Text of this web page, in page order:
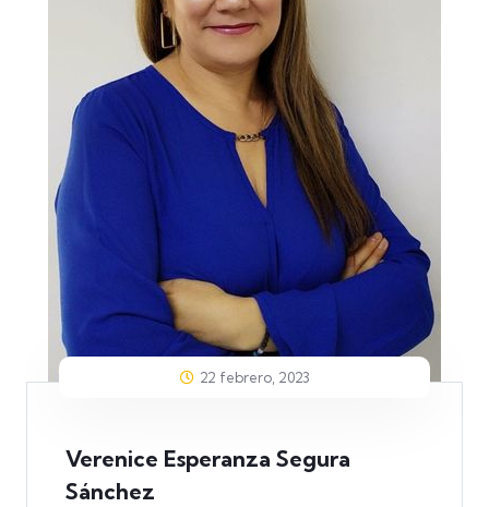
22 febrero, 2023
Verenice Esperanza Segura
Sánchez